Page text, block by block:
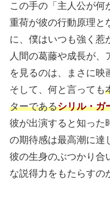
この手の「主人公が
重荷が彼の行動原理と
に、僕はいつも強く惹
人間の葛藤や成長が
を見るのは、まさに映
そして、何と言っても
ターであるシリル・ガ
彼が出演すると知った
の期待感は最高潮に達
彼の生身のぶつかり合
な説得力をもたらすの